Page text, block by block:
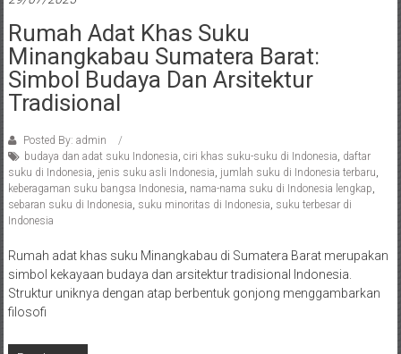
Rumah Adat Khas Suku
Minangkabau Sumatera Barat:
Simbol Budaya Dan Arsitektur
Tradisional
Posted By: admin
budaya dan adat suku Indonesia, ciri khas suku-suku di Indonesia, daftar
suku di Indonesia, jenis suku asli Indonesia, jumlah suku di Indonesia terbaru,
keberagaman suku bangsa Indonesia, nama-nama suku di Indonesia lengkap,
sebaran suku di Indonesia, suku minoritas di Indonesia, suku terbesar di
Indonesia
Rumah adat khas suku Minangkabau di Sumatera Barat merupakan
simbol kekayaan budaya dan arsitektur tradisional Indonesia.
Struktur uniknya dengan atap berbentuk gonjong menggambarkan
filosofi